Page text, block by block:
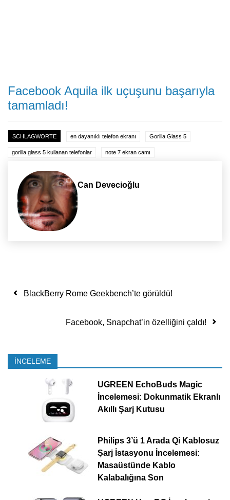
Facebook Aquila ilk uçuşunu başarıyla
tamamladı!
SCHLAGWORTE en dayanıklı telefon ekranı Gorilla Glass 5
gorilla glass 5 kullanan telefonlar note 7 ekran camı
Can Devecioğlu
Yazı dolaşımı
BlackBerry Rome Geekbench’te görüldü!
Facebook, Snapchat’in özelliğini çaldı!
İNCELEME
UGREEN EchoBuds Magic
İncelemesi: Dokunmatik Ekranlı
Akıllı Şarj Kutusu
Philips 3’ü 1 Arada Qi Kablosuz
Şarj İstasyonu İncelemesi:
Masaüstünde Kablo
Kalabalığına Son